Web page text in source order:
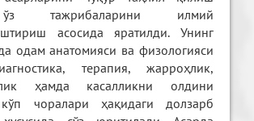
тажрибаларини илмий
асосида яратилди. Унинг
одам анатомияси ва физологияси
терапия, жарроҳлик,
ҳамда касалликни олдини
чоралари ҳақидаги долзарб